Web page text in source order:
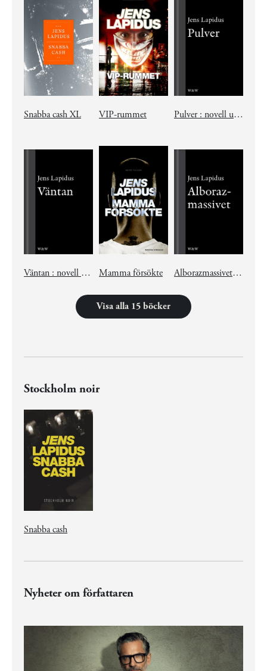
Snabba cash XL VIP-rummet Pulver : novell ur Mamma försökte
Väntan : novell ur Mamma försökte Mamma försökte Alborazmassivet : novell ur Mamma försökte
Visa alla 15 böcker
Stockholm noir
Snabba cash
Nyheter om författaren